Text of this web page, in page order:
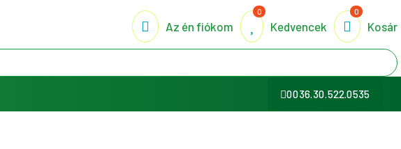
Az én fiókom
0
Kedvencek
0
Kosár
0036.30.522.0535